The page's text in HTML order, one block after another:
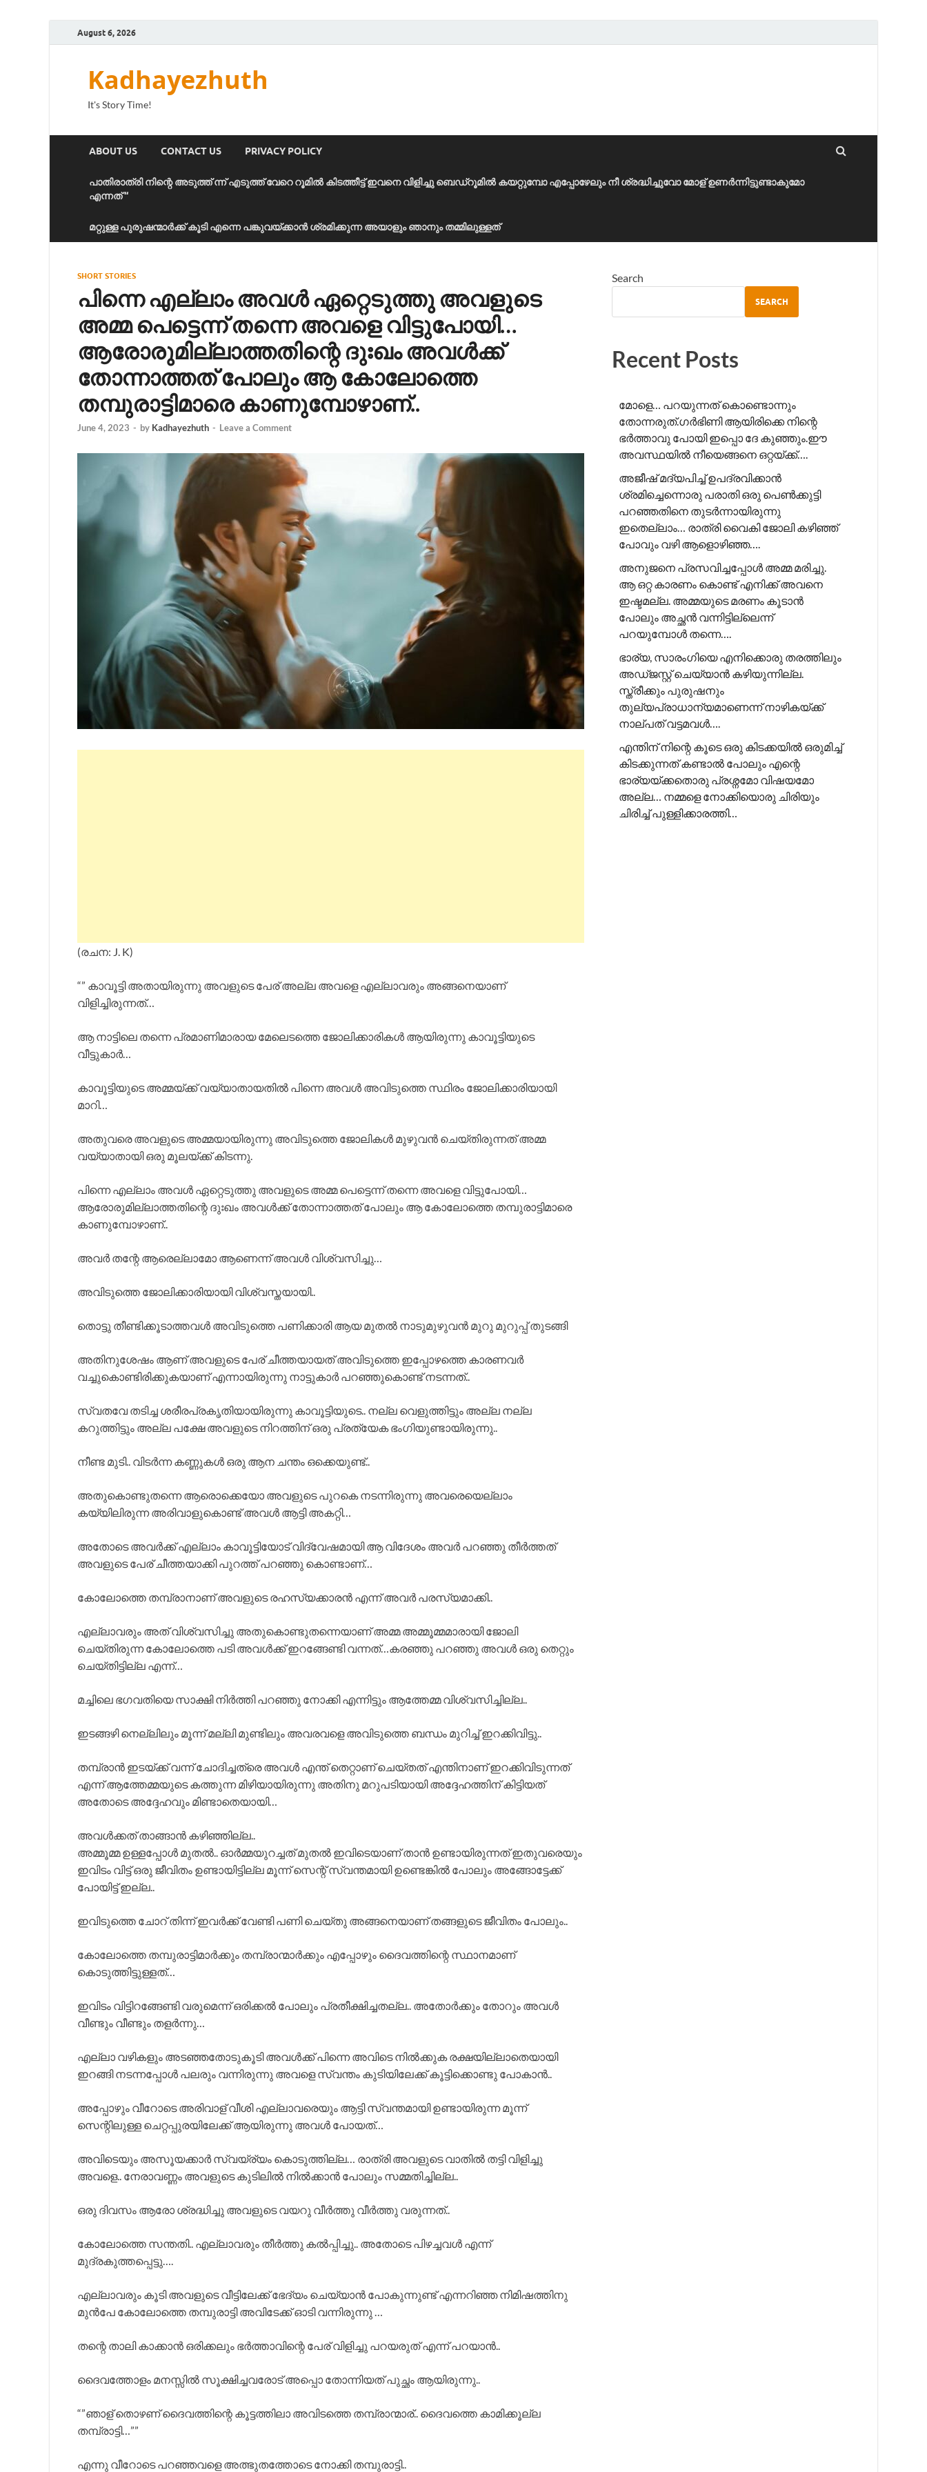
August 6, 2026
Kadhayezhuth
It's Story Time!
ABOUT US CONTACT US PRIVACY POLICY
പാതിരാത്രി നിന്റെ അടുത്ത് ന്ന് എടുത്ത് വേറെ റൂമിൽ കിടത്തീട്ട് ഇവനെ വിളിച്ചു ബെഡ്‌റൂമിൽ കയറ്റുമ്പോ എപ്പോഴേലും നീ ശ്രദ്ധിച്ചുവോ മോള് ഉണർന്നിട്ടുണ്ടാകുമോ
എന്നത് “
മറ്റുള്ള പുരുഷന്മാർക്ക് കൂടി എന്നെ പങ്കുവയ്ക്കാൻ ശ്രമിക്കുന്ന അയാളും ഞാനും തമ്മിലുള്ളത്
SHORT STORIES
പിന്നെ എല്ലാം അവൾ ഏറ്റെടുത്തു അവളുടെ
അമ്മ പെട്ടെന്ന് തന്നെ അവളെ വിട്ടുപോയി…
ആരോരുമില്ലാത്തതിന്റെ ദുഃഖം അവൾക്ക്
തോന്നാത്തത് പോലും ആ കോലോത്തെ
തമ്പുരാട്ടിമാരെ കാണുമ്പോഴാണ്..
June 4, 2023 - by Kadhayezhuth - Leave a Comment
(രചന: J. K)
“” കാവൂട്ടി അതായിരുന്നു അവളുടെ പേര് അല്ല അവളെ എല്ലാവരും അങ്ങനെയാണ്
വിളിച്ചിരുന്നത്…
ആ നാട്ടിലെ തന്നെ പ്രമാണിമാരായ മേലെടത്തെ ജോലിക്കാരികൾ ആയിരുന്നു കാവൂട്ടിയുടെ
വീട്ടുകാർ…
കാവൂട്ടിയുടെ അമ്മയ്ക്ക് വയ്യാതായതിൽ പിന്നെ അവൾ അവിടുത്തെ സ്ഥിരം ജോലിക്കാരിയായി
മാറി…
അതുവരെ അവളുടെ അമ്മയായിരുന്നു അവിടുത്തെ ജോലികൾ മുഴുവൻ ചെയ്തിരുന്നത് അമ്മ
വയ്യാതായി ഒരു മൂലയ്ക്ക് കിടന്നു.
പിന്നെ എല്ലാം അവൾ ഏറ്റെടുത്തു അവളുടെ അമ്മ പെട്ടെന്ന് തന്നെ അവളെ വിട്ടുപോയി…
ആരോരുമില്ലാത്തതിന്റെ ദുഃഖം അവൾക്ക് തോന്നാത്തത് പോലും ആ കോലോത്തെ തമ്പുരാട്ടിമാരെ
കാണുമ്പോഴാണ്..
അവർ തന്റേ ആരെല്ലാമോ ആണെന്ന് അവൾ വിശ്വസിച്ചു…
അവിടുത്തെ ജോലിക്കാരിയായി വിശ്വസ്തയായി..
തൊട്ടു തീണ്ടിക്കൂടാത്തവൾ അവിടുത്തെ പണിക്കാരി ആയ മുതൽ നാടുമുഴുവൻ മുറു മുറുപ്പ് തുടങ്ങി
അതിനുശേഷം ആണ് അവളുടെ പേര് ചീത്തയായത് അവിടുത്തെ ഇപ്പോഴത്തെ കാരണവർ
വച്ചുകൊണ്ടിരിക്കുകയാണ് എന്നായിരുന്നു നാട്ടുകാർ പറഞ്ഞുകൊണ്ട് നടന്നത്..
സ്വതവേ തടിച്ച ശരീരപ്രകൃതിയായിരുന്നു കാവൂട്ടിയുടെ.. നല്ല വെളുത്തിട്ടും അല്ല നല്ല
കറുത്തിട്ടും അല്ല പക്ഷേ അവളുടെ നിറത്തിന് ഒരു പ്രത്യേക ഭംഗിയുണ്ടായിരുന്നു..
നീണ്ട മുടി.. വിടർന്ന കണ്ണുകൾ ഒരു ആന ചന്തം ഒക്കെയുണ്ട്..
അതുകൊണ്ടുതന്നെ ആരൊക്കെയോ അവളുടെ പുറകെ നടന്നിരുന്നു അവരെയെല്ലാം
കയ്യിലിരുന്ന അരിവാളുകൊണ്ട് അവൾ ആട്ടി അകറ്റി…
അതോടെ അവർക്ക് എല്ലാം കാവൂട്ടിയോട് വിദ്വേഷമായി ആ വിദേശം അവർ പറഞ്ഞു തീർത്തത്
അവളുടെ പേര് ചീത്തയാക്കി പുറത്ത് പറഞ്ഞു കൊണ്ടാണ്…
കോലോത്തെ തമ്പ്രാനാണ് അവളുടെ രഹസ്യക്കാരൻ എന്ന് അവർ പരസ്യമാക്കി..
എല്ലാവരും അത് വിശ്വസിച്ചു അതുകൊണ്ടുതന്നെയാണ് അമ്മ അമ്മൂമ്മമാരായി ജോലി
ചെയ്തിരുന്ന കോലോത്തെ പടി അവൾക്ക് ഇറങ്ങേണ്ടി വന്നത്…കരഞ്ഞു പറഞ്ഞു അവൾ ഒരു തെറ്റും
ചെയ്തിട്ടില്ല എന്ന്…
മച്ചിലെ ഭഗവതിയെ സാക്ഷി നിർത്തി പറഞ്ഞു നോക്കി എന്നിട്ടും ആത്തേമ്മ വിശ്വസിച്ചില്ല..
ഇടങ്ങഴി നെല്ലിലും മൂന്ന് മല്ലി മുണ്ടിലും അവരവളെ അവിടുത്തെ ബന്ധം മുറിച്ച് ഇറക്കിവിട്ടു..
തമ്പ്രാൻ ഇടയ്ക്ക് വന്ന് ചോദിച്ചത്രെ അവൾ എന്ത് തെറ്റാണ് ചെയ്തത് എന്തിനാണ് ഇറക്കിവിടുന്നത്
എന്ന് ആത്തേമ്മയുടെ കത്തുന്ന മിഴിയായിരുന്നു അതിനു മറുപടിയായി അദ്ദേഹത്തിന് കിട്ടിയത്
അതോടെ അദ്ദേഹവും മിണ്ടാതെയായി…
അവൾക്കത് താങ്ങാൻ കഴിഞ്ഞില്ല..
അമ്മൂമ്മ ഉള്ളപ്പോൾ മുതൽ.. ഓർമ്മയുറച്ചത് മുതൽ ഇവിടെയാണ് താൻ ഉണ്ടായിരുന്നത് ഇതുവരെയും
ഇവിടം വിട്ട് ഒരു ജീവിതം ഉണ്ടായിട്ടില്ല മൂന്ന് സെന്റ് സ്വന്തമായി ഉണ്ടെങ്കിൽ പോലും അങ്ങോട്ടേക്ക്
പോയിട്ട് ഇല്ല..
ഇവിടുത്തെ ചോറ് തിന്ന് ഇവർക്ക് വേണ്ടി പണി ചെയ്തു അങ്ങനെയാണ് തങ്ങളുടെ ജീവിതം പോലും..
കോലോത്തെ തമ്പുരാട്ടിമാർക്കും തമ്പ്രാന്മാർക്കും എപ്പോഴും ദൈവത്തിന്റെ സ്ഥാനമാണ്
കൊടുത്തിട്ടുള്ളത്…
ഇവിടം വിട്ടിറങ്ങേണ്ടി വരുമെന്ന് ഒരിക്കൽ പോലും പ്രതീക്ഷിച്ചതല്ല.. അതോർക്കും തോറും അവൾ
വീണ്ടും വീണ്ടും തളർന്നു…
എല്ലാ വഴികളും അടഞ്ഞതോടുകൂടി അവൾക്ക് പിന്നെ അവിടെ നിൽക്കുക രക്ഷയില്ലാതെയായി
ഇറങ്ങി നടന്നപ്പോൾ പലരും വന്നിരുന്നു അവളെ സ്വന്തം കുടിയിലേക്ക് കൂട്ടിക്കൊണ്ടു പോകാൻ..
അപ്പോഴും വീറോടെ അരിവാള് വീശി എല്ലാവരെയും ആട്ടി സ്വന്തമായി ഉണ്ടായിരുന്ന മൂന്ന്
സെന്റിലുള്ള ചെറ്റപ്പുരയിലേക്ക് ആയിരുന്നു അവൾ പോയത്…
അവിടെയും അസൂയക്കാർ സ്വയ്ര്യം കൊടുത്തില്ല… രാത്രി അവളുടെ വാതിൽ തട്ടി വിളിച്ചു
അവളെ.. നേരാവണ്ണം അവളുടെ കുടിലിൽ നിൽക്കാൻ പോലും സമ്മതിച്ചില്ല..
ഒരു ദിവസം ആരോ ശ്രദ്ധിച്ചു അവളുടെ വയറു വീർത്തു വീർത്തു വരുന്നത്..
കോലോത്തെ സന്തതി.. എല്ലാവരും തീർത്തു കൽപ്പിച്ചു.. അതോടെ പിഴച്ചവൾ എന്ന്
മുദ്രകുത്തപ്പെട്ടു….
എല്ലാവരും കൂടി അവളുടെ വീട്ടിലേക്ക് ഭേദ്യം ചെയ്യാൻ പോകുന്നുണ്ട് എന്നറിഞ്ഞ നിമിഷത്തിനു
മുൻപേ കോലോത്തെ തമ്പുരാട്ടി അവിടേക്ക് ഓടി വന്നിരുന്നു …
തന്റെ താലി കാക്കാൻ ഒരിക്കലും ഭർത്താവിന്റെ പേര് വിളിച്ചു പറയരുത് എന്ന് പറയാൻ..
ദൈവത്തോളം മനസ്സിൽ സൂക്ഷിച്ചവരോട് അപ്പൊ തോന്നിയത് പുച്ഛം ആയിരുന്നു..
“”ഞാള് തൊഴണ് ദൈവത്തിന്റെ കൂട്ടത്തിലാ അവിടത്തെ തമ്പ്രാന്മാര്.. ദൈവത്തെ കാമിക്കൂല്ല
തമ്പ്രാട്ടി…””
എന്നു വീറോടെ പറഞ്ഞവളെ അത്ഭുതത്തോടെ നോക്കി തമ്പുരാട്ടി..
Search
SEARCH
Recent Posts
മോളെ… പറയുന്നത് കൊണ്ടൊന്നും
തോന്നരുത്.ഗർഭിണി ആയിരിക്കെ നിന്റെ
ഭർത്താവു പോയി ഇപ്പൊ ദേ കുഞ്ഞും.ഈ
അവസ്ഥയിൽ നീയെങ്ങനെ ഒറ്റയ്ക്ക്….
അജീഷ് മദ്യപിച്ച് ഉപദ്രവിക്കാൻ
ശ്രമിച്ചെന്നൊരു പരാതി ഒരു പെൺക്കുട്ടി
പറഞ്ഞതിനെ തുടർന്നായിരുന്നു
ഇതെല്ലാം… രാത്രി വൈകി ജോലി കഴിഞ്ഞ്
പോവും വഴി ആളൊഴിഞ്ഞ….
അനുജനെ പ്രസവിച്ചപ്പോൾ അമ്മ മരിച്ചു.
ആ ഒറ്റ കാരണം കൊണ്ട് എനിക്ക് അവനെ
ഇഷ്ടമല്ല. അമ്മയുടെ മരണം കൂടാൻ
പോലും അച്ഛൻ വന്നിട്ടില്ലെന്ന്
പറയുമ്പോൾ തന്നെ….
ഭാര്യ, സാരംഗിയെ എനിക്കൊരു തരത്തിലും
അഡ്ജസ്റ്റ് ചെയ്യാൻ കഴിയുന്നില്ല.
സ്ത്രീക്കും പുരുഷനും
തുല്യപ്രാധാന്യമാണെന്ന് നാഴികയ്ക്ക്
നാല്പത് വട്ടമവൾ….
എന്തിന് നിന്റെ കൂടെ ഒരു കിടക്കയിൽ ഒരുമിച്ച്
കിടക്കുന്നത് കണ്ടാൽ പോലും എന്റെ
ഭാര്യയ്ക്കതൊരു പ്രശ്നമോ വിഷയമോ
അല്ല… നമ്മളെ നോക്കിയൊരു ചിരിയും
ചിരിച്ച് പുള്ളിക്കാരത്തി…